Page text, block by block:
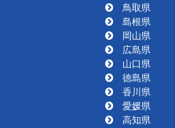
鳥取県
島根県
岡山県
広島県
山口県
徳島県
香川県
愛媛県
高知県